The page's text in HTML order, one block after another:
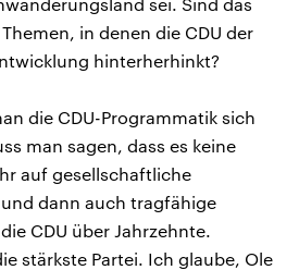
in denen die CDU der
hinterherhinkt?
die CDU-Programmatik sich
man sagen, dass es keine
auf gesellschaftliche
dann auch tragfähige
CDU über Jahrzehnte.
stärkste Partei. Ich glaube, Ole